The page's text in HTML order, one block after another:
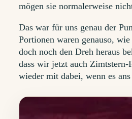
mögen sie normalerweise
Das war für uns genau der
Portionen waren genauso,
doch noch den Dreh heraus
dass wir jetzt auch Zimtstern-
wieder mit dabei, wenn es